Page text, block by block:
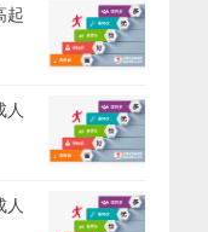
起
人
人